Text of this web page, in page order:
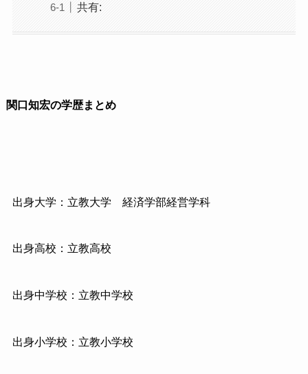
共有:
関口知宏の学歴まとめ
出身大学：立教大学 経済学部経営学科
出身高校：立教高校
出身中学校：立教中学校
出身小学校：立教小学校